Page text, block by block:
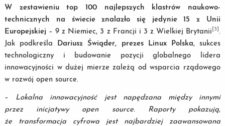
W zestawieniu top 100 najlepszych klastrów naukowo-
technicznych na świecie znalazło się jedynie 15 z Unii
Europejskiej – 9 z Niemiec, 3 z Francji i 3 z Wielkiej Brytanii [3] .
Jak podkreśla
Dariusz Świąder, prezes Linux Polska, sukces
technologiczny i budowanie pozycji globalnego lidera
innowacyjności w dużej mierze zależą od wsparcia rządowego
w rozwój open source.
– Lokalna innowacyjność jest napędzana między innymi
przez inicjatywy open source. Raporty pokazują,
że transformacja cyfrowa jest najbardziej zaawansowana